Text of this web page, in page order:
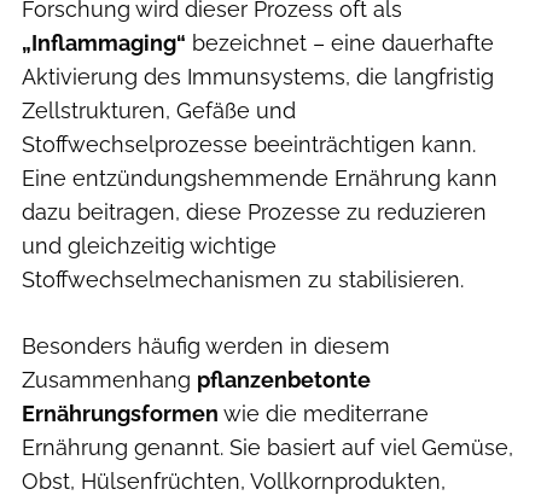
Forschung wird dieser Prozess oft als
„Inflammaging“ bezeichnet – eine dauerhafte
Aktivierung des Immunsystems, die langfristig
Zellstrukturen, Gefäße und
Stoffwechselprozesse beeinträchtigen kann.
Eine entzündungshemmende Ernährung kann
dazu beitragen, diese Prozesse zu reduzieren
und gleichzeitig wichtige
Stoffwechselmechanismen zu stabilisieren.
Besonders häufig werden in diesem
Zusammenhang pflanzenbetonte
Ernährungsformen wie die mediterrane
Ernährung genannt. Sie basiert auf viel Gemüse,
Obst, Hülsenfrüchten, Vollkornprodukten,